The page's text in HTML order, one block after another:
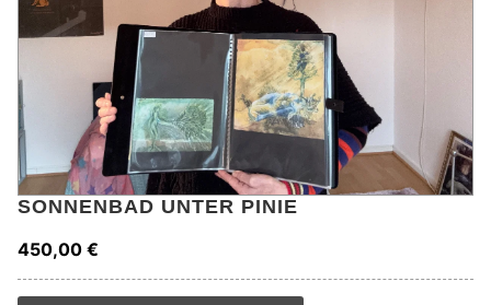
SONNENBAD UNTER PINIE
450,00 €